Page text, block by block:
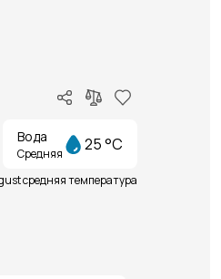
Вода
Средняя 25 °C
средняя температура